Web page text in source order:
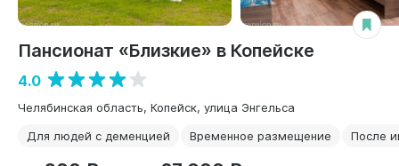
Пансионат «Близкие» в Копейске
4.0
Челябинская область, Копейск, улица Энгельса
Для людей с деменцией
Временное размещение После